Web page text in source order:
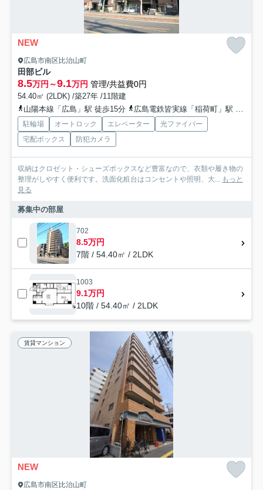
NEW
広島市南区比治山町
田部ビル
8.5万円～9.1万円 管理/共益費0円
54.40㎡ (2LDK) /築27年 /11階建
山陽本線「広島」駅 徒歩15分
広島電鉄皆実線「稲荷町」駅 徒歩9分
駐輪場 オートロック エレベーター
光ファイバー
宅配ボックス
防犯カメラ
収納はクロゼット・シューズボックスなど豊富なので、衣類や履き物の
整理がしやすく便利です。洗面化粧台はコンセントや照明、大... もっと
見る
募集中の部屋
702
8.5万円
7階 / 54.40㎡ / 2LDK
1003
9.1万円
10階 / 54.40㎡ / 2LDK
賃貸マンション
NEW
広島市南区比治山町